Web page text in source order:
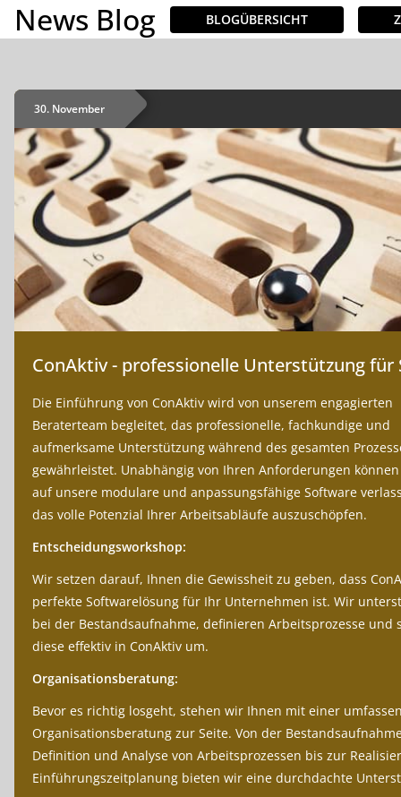
INHALTE Demo buchen
News Blog BLOGÜBERSICHT
30. November
ConAktiv - professionelle Unterstützung für
Die Einführung von ConAktiv wird von unserem engagierten
Beraterteam begleitet, das professionelle, fachkundige und
aufmerksame Unterstützung während des gesamten
gewährleistet. Unabhängig von Ihren Anforderungen können
auf unsere modulare und anpassungsfähige Software
das volle Potenzial Ihrer Arbeitsabläufe auszuschöpfen.
Entscheidungsworkshop:
Wir setzen darauf, Ihnen die Gewissheit zu geben, dass
perfekte Softwarelösung für Ihr Unternehmen ist. Wir
bei der Bestandsaufnahme, definieren Arbeitsprozesse und
diese effektiv in ConAktiv um.
Organisationsberatung:
Bevor es richtig losgeht, stehen wir Ihnen mit einer
Organisationsberatung zur Seite. Von der
Definition und Analyse von Arbeitsprozessen bis zur
Einführungszeitplanung bieten wir eine durchdachte